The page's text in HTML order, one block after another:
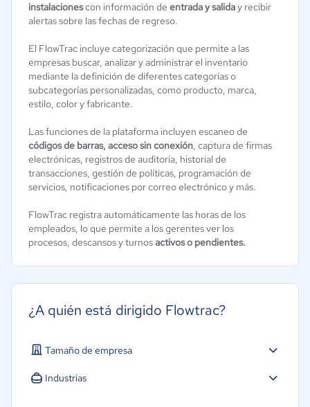
instalacionescon información de entrada y saliday recibir
alertas sobre las fechas de regreso.
El FlowTrac incluye categorización que permite a las
empresas buscar, analizar y administrar el inventario
mediante la definición de diferentes categorías o
subcategorías personalizadas, como producto, marca,
estilo, color y fabricante.
Las funciones de la plataforma incluyen escaneo de
códigos de barras, acceso sin conexión, captura de firmas
electrónicas, registros de auditoría, historial de
transacciones, gestión de políticas, programación de
servicios, notificaciones por correo electrónico y más.
FlowTrac registra automáticamente las horas de los
empleados, lo que permite a los gerentes ver los
procesos, descansos y turnosactivos o pendientes.
¿A quién está dirigido Flowtrac?
Tamaño de empresa
Industrias